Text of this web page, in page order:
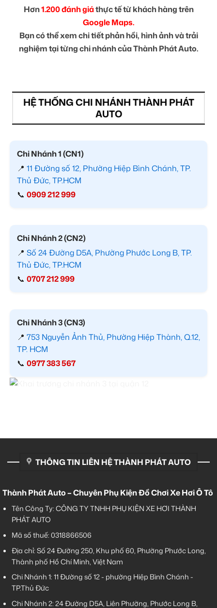
Hơn1.200 đánh giáthực tế từ khách hàng trên
Google Maps.
Bạn có thể xem chi tiết phản hồi, hình ảnh và trải
nghiệm tại từng chi nhánh của Thành Phát Auto.
HỆ THỐNG CHI NHÁNH THÀNH PHÁT
AUTO
Chi Nhánh 1 (CN1)
📍 11 Đường số 12, Phường Hiệp Bình Chánh, TP.
Thủ Đức, TP.HCM
📞 0909 212 999
Chi Nhánh 2 (CN2)
📍 Số 24 Đường D5A, Phường Phước Long B, TP.
Thủ Đức, TP.HCM
📞 0707 212 999
Chi Nhánh 3 (CN3)
📍 753 Nguyễn Ảnh Thủ, Phường Hiệp Thành, Q.12,
TP. HCM
📞 0977 383 567
THÔNG TIN LIÊN HỆ THÀNH PHÁT AUTO
Thành Phát Auto – Chuyên Phụ Kiện Đồ Chơi Xe Hơi Ô Tô
Tên Công Ty: CÔNG TY TNHH PHỤ KIỆN XE HƠI THÀNH
PHÁT AUTO
Mã số thuế: 0318866506
Địa chỉ: Số 24 Đường 250, Khu phố 60, Phường Phước Long,
Thành phố Hồ Chí Minh, Việt Nam
Chi Nhánh 1:11 Đường số 12 - phường Hiệp Bình Chánh -
TP.Thủ Đức
Chi Nhánh 2:24 Đường D5A, Liên Phường, Phước Long B,